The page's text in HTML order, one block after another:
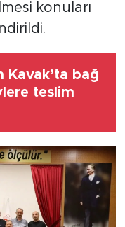
konuları
Kavak’ta bağ
teslim